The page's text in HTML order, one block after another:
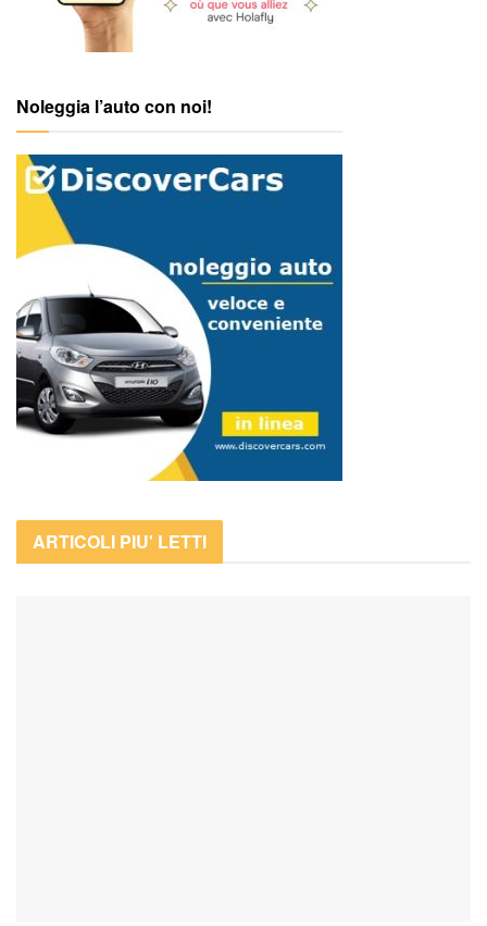
Noleggia l’auto con noi!
ARTICOLI PIU' LETTI